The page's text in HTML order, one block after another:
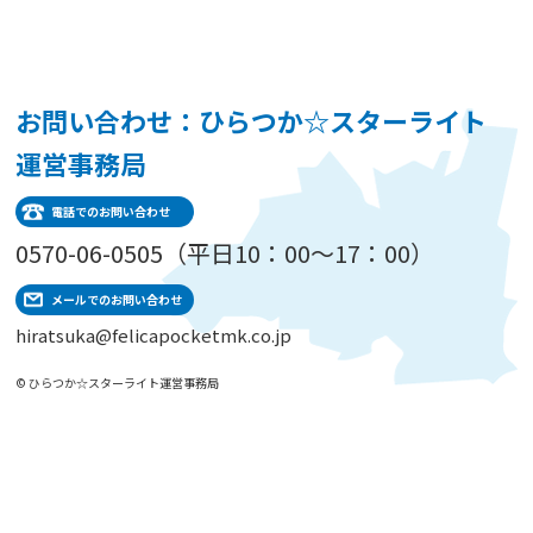
お問い合わせ：ひらつか☆スターライト
運営事務局
電話でのお問い合わせ
0570-06-0505（平日10：00～17：00）
メールでのお問い合わせ
hiratsuka@felicapocketmk.co.jp
© ひらつか☆スターライト運営事務局